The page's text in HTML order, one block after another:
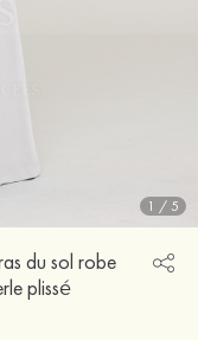
1 / 5
du sol robe
plissé